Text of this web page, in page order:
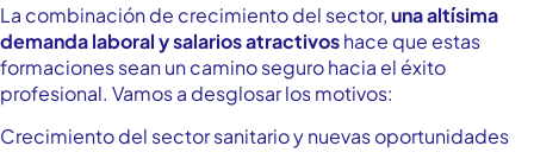
La combinación de crecimiento del sector,una altísima
demanda laboral y salarios atractivoshace que estas
formaciones sean un camino seguro hacia el éxito
profesional. Vamos a desglosar los motivos:
Crecimiento del sector sanitario y nuevas oportunidades